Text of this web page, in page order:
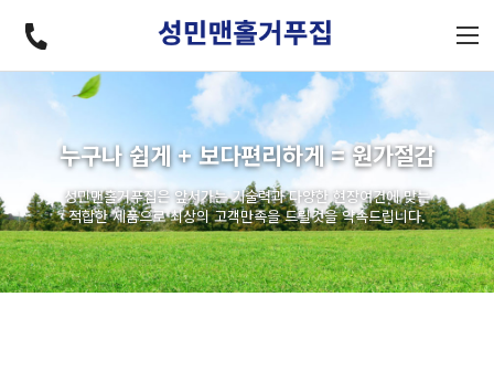
누구나 쉽게 + 보다편리하게 = 원가절감
성민맨홀거푸집은 앞서가는 기술력과 다양한 현장여건에 맞는
적합한 제품으로 최상의 고객만족을 드릴것을 약속드립니다.